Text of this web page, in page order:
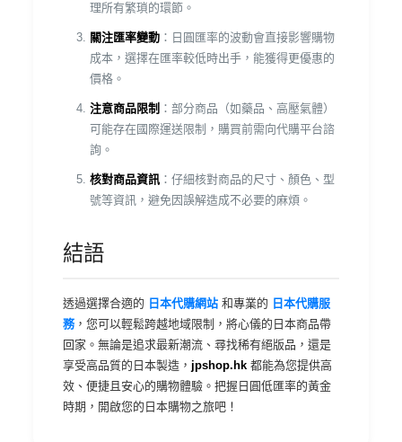
理所有繁瑣的環節。
關注匯率變動：日圓匯率的波動會直接影響購物
成本，選擇在匯率較低時出手，能獲得更優惠的
價格。
注意商品限制 ：部分商品（如藥品、高壓氣體）
可能存在國際運送限制，購買前需向代購平台諮
詢。
核對商品資訊：仔細核對商品的尺寸、顏色、型
號等資訊，避免因誤解造成不必要的麻煩。
結語
透過選擇合適的 日本代購網站和專業的 日本代購服
務，您可以輕鬆跨越地域限制，將心儀的日本商品帶
回家。無論是追求最新潮流、尋找稀有絕版品，還是
享受高品質的日本製造， jpshop.hk都能為您提供高
效、便捷且安心的購物體驗。把握日圓低匯率的黃金
時期，開啟您的日本購物之旅吧！